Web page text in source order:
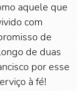
aquele que
com
de
de duas
por esse
à fé!